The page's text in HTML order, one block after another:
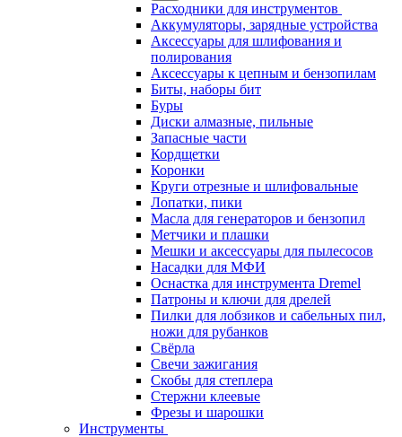
Расходники для инструментов
Аккумуляторы, зарядные устройства
Аксессуары для шлифования и
полирования
Аксессуары к цепным и бензопилам
Биты, наборы бит
Буры
Диски алмазные, пильные
Запасные части
Кордщетки
Коронки
Круги отрезные и шлифовальные
Лопатки, пики
Масла для генераторов и бензопил
Метчики и плашки
Мешки и аксессуары для пылесосов
Насадки для МФИ
Оснастка для инструмента Dremel
Патроны и ключи для дрелей
Пилки для лобзиков и сабельных пил,
ножи для рубанков
Свёрла
Свечи зажигания
Скобы для степлера
Стержни клеевые
Фрезы и шарошки
Инструменты